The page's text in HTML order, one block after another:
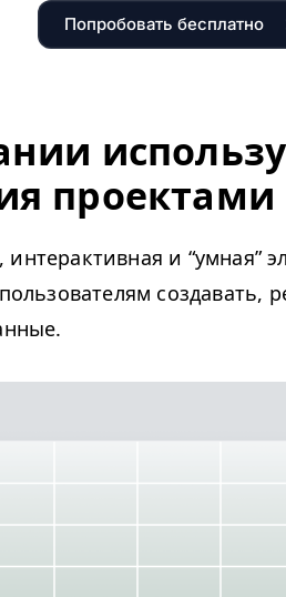
Попробовать бесплатно
проектами
интерактивная и “умная”
создавать,